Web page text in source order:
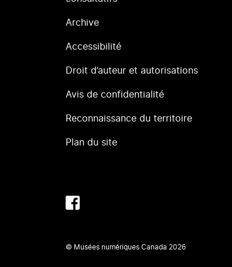
Archive
Accessibilité
Droit d’auteur et autorisations
Avis de confidentialité
Reconnaissance du territoire
Plan du site
© Musées numériques Canada 2026